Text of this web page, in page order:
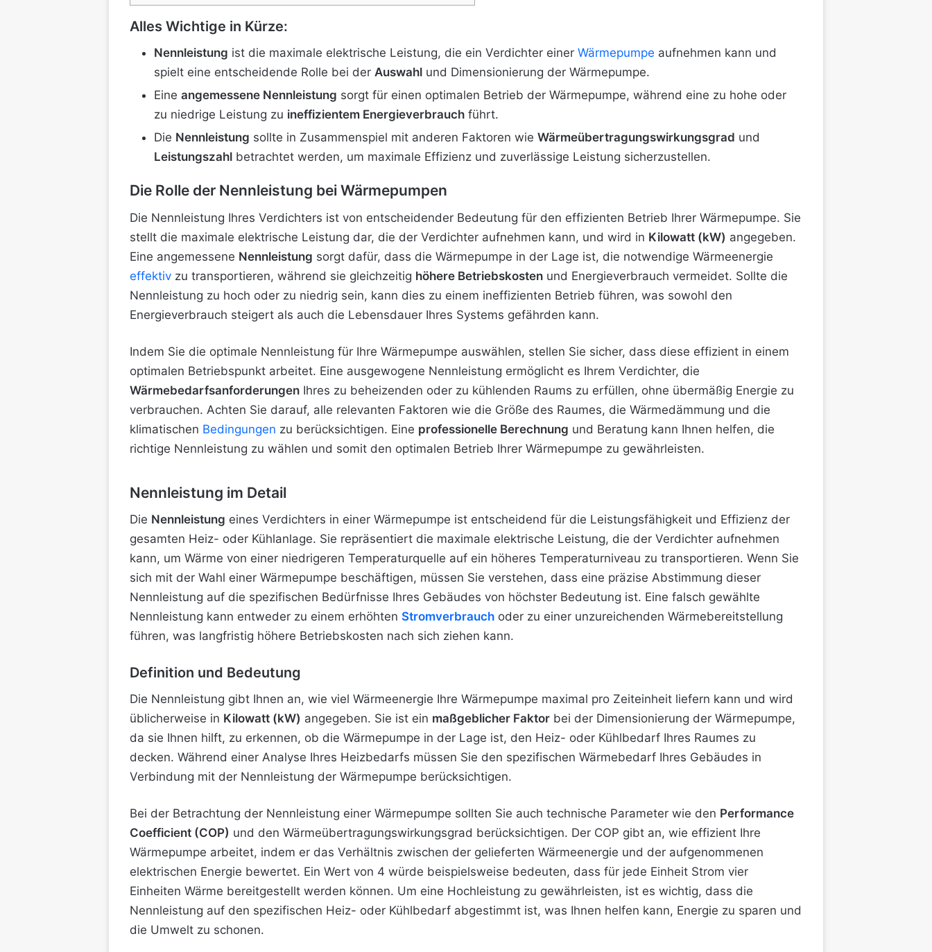
Alles Wichtige in Kürze:
Nennleistung ist die maximale elektrische Leistung, die ein Verdichter einer Wärmepumpe aufnehmen kann und
spielt eine entscheidende Rolle bei der Auswahl und Dimensionierung der Wärmepumpe.
Eine angemessene Nennleistung sorgt für einen optimalen Betrieb der Wärmepumpe, während eine zu hohe oder
zu niedrige Leistung zu ineffizientem Energieverbrauch führt.
Die Nennleistung sollte in Zusammenspiel mit anderen Faktoren wie Wärmeübertragungswirkungsgrad und
Leistungszahl betrachtet werden, um maximale Effizienz und zuverlässige Leistung sicherzustellen.
Die Rolle der Nennleistung bei Wärmepumpen
Die Nennleistung Ihres Verdichters ist von entscheidender Bedeutung für den effizienten Betrieb Ihrer Wärmepumpe. Sie
stellt die maximale elektrische Leistung dar, die der Verdichter aufnehmen kann, und wird in Kilowatt (kW) angegeben.
Eine angemessene Nennleistung sorgt dafür, dass die Wärmepumpe in der Lage ist, die notwendige Wärmeenergie
effektiv zu transportieren, während sie gleichzeitig höhere Betriebskosten und Energieverbrauch vermeidet. Sollte die
Nennleistung zu hoch oder zu niedrig sein, kann dies zu einem ineffizienten Betrieb führen, was sowohl den
Energieverbrauch steigert als auch die Lebensdauer Ihres Systems gefährden kann.
Indem Sie die optimale Nennleistung für Ihre Wärmepumpe auswählen, stellen Sie sicher, dass diese effizient in einem
optimalen Betriebspunkt arbeitet. Eine ausgewogene Nennleistung ermöglicht es Ihrem Verdichter, die
Wärmebedarfsanforderungen Ihres zu beheizenden oder zu kühlenden Raums zu erfüllen, ohne übermäßig Energie zu
verbrauchen. Achten Sie darauf, alle relevanten Faktoren wie die Größe des Raumes, die Wärmedämmung und die
klimatischen Bedingungen zu berücksichtigen. Eine professionelle Berechnung und Beratung kann Ihnen helfen, die
richtige Nennleistung zu wählen und somit den optimalen Betrieb Ihrer Wärmepumpe zu gewährleisten.
Nennleistung im Detail
Die Nennleistung eines Verdichters in einer Wärmepumpe ist entscheidend für die Leistungsfähigkeit und Effizienz der
gesamten Heiz- oder Kühlanlage. Sie repräsentiert die maximale elektrische Leistung, die der Verdichter aufnehmen
kann, um Wärme von einer niedrigeren Temperaturquelle auf ein höheres Temperaturniveau zu transportieren. Wenn Sie
sich mit der Wahl einer Wärmepumpe beschäftigen, müssen Sie verstehen, dass eine präzise Abstimmung dieser
Nennleistung auf die spezifischen Bedürfnisse Ihres Gebäudes von höchster Bedeutung ist. Eine falsch gewählte
Nennleistung kann entweder zu einem erhöhten Stromverbrauch oder zu einer unzureichenden Wärmebereitstellung
führen, was langfristig höhere Betriebskosten nach sich ziehen kann.
Definition und Bedeutung
Die Nennleistung gibt Ihnen an, wie viel Wärmeenergie Ihre Wärmepumpe maximal pro Zeiteinheit liefern kann und wird
üblicherweise in Kilowatt (kW) angegeben. Sie ist ein maßgeblicher Faktor bei der Dimensionierung der Wärmepumpe,
da sie Ihnen hilft, zu erkennen, ob die Wärmepumpe in der Lage ist, den Heiz- oder Kühlbedarf Ihres Raumes zu
decken. Während einer Analyse Ihres Heizbedarfs müssen Sie den spezifischen Wärmebedarf Ihres Gebäudes in
Verbindung mit der Nennleistung der Wärmepumpe berücksichtigen.
Bei der Betrachtung der Nennleistung einer Wärmepumpe sollten Sie auch technische Parameter wie den Performance
Coefficient (COP) und den Wärmeübertragungswirkungsgrad berücksichtigen. Der COP gibt an, wie effizient Ihre
Wärmepumpe arbeitet, indem er das Verhältnis zwischen der gelieferten Wärmeenergie und der aufgenommenen
elektrischen Energie bewertet. Ein Wert von 4 würde beispielsweise bedeuten, dass für jede Einheit Strom vier
Einheiten Wärme bereitgestellt werden können. Um eine Hochleistung zu gewährleisten, ist es wichtig, dass die
Nennleistung auf den spezifischen Heiz- oder Kühlbedarf abgestimmt ist, was Ihnen helfen kann, Energie zu sparen und
die Umwelt zu schonen.